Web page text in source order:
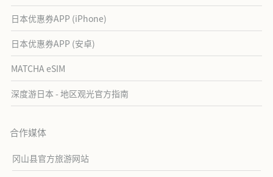
日本优惠券APP (iPhone)
日本优惠券APP (安卓)
MATCHA eSIM
深度游日本 - 地区观光官方指南
合作媒体
冈山县官方旅游网站